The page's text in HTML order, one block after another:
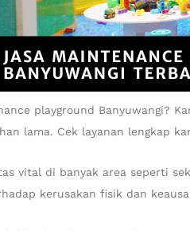
playground Banyuwangi?
lama. Cek layanan lengkap
vital di banyak area seperti
kerusakan fisik dan